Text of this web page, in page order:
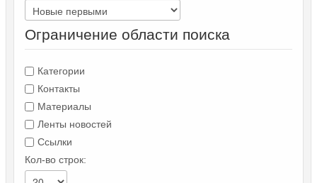
Ограничение области поиска
Категории
Контакты
Материалы
Ленты новостей
Ссылки
Кол-во строк: